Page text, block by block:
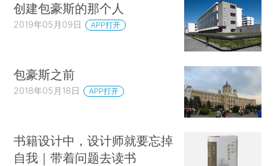
创建包豪斯的那个人
2019年05月09日 APP打开
包豪斯之前
2018年05月18日 APP打开
书籍设计中，设计师就要忘掉
自我｜带着问题去读书